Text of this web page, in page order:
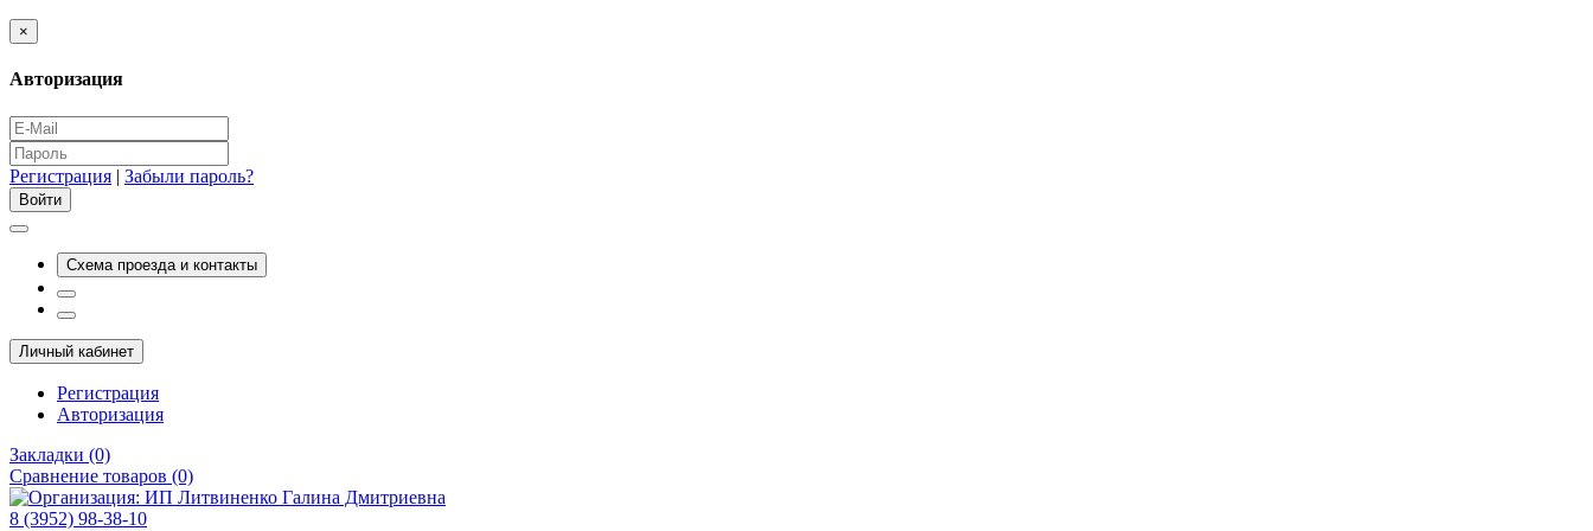
×
Авторизация
Регистрация | Забыли пароль?
Схема проезда и контакты
Личный кабинет
Регистрация
Авторизация
Закладки (0)
Сравнение товаров (0)
8 (3952) 98-38-10